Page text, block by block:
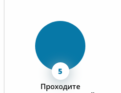
Проходите